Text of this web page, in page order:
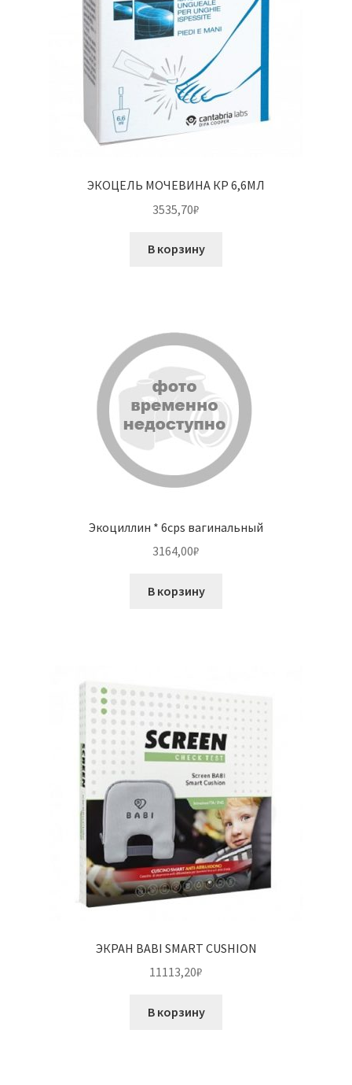
ЭКОЦЕЛЬ МОЧЕВИНА КР 6,6МЛ
3535,70₽
В корзину
Экоциллин * 6cps вагинальный
3164,00₽
В корзину
ЭКРАН BABI SMART CUSHION
11113,20₽
В корзину